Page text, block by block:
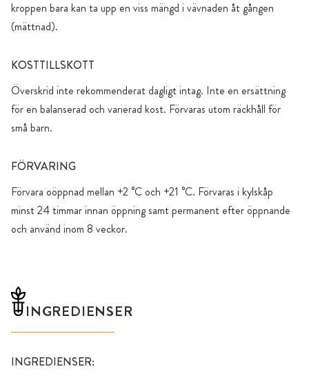
kroppen bara kan ta upp en viss mängd i vävnaden åt gången
(mättnad).
KOSTTILLSKOTT
Överskrid inte rekommenderat dagligt intag. Inte en ersättning
för en balanserad och varierad kost. Förvaras utom räckhåll för
små barn.
FÖRVARING
Förvara oöppnad mellan +2 °C och +21 °C. Förvaras i kylskåp
minst 24 timmar innan öppning samt permanent efter öppnande
och använd inom 8 veckor.
INGREDIENSER
INGREDIENSER: